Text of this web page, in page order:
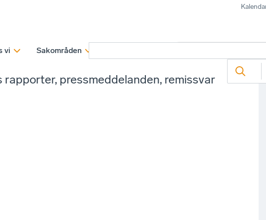
vi Sakområden
pressmeddelanden, remissvar